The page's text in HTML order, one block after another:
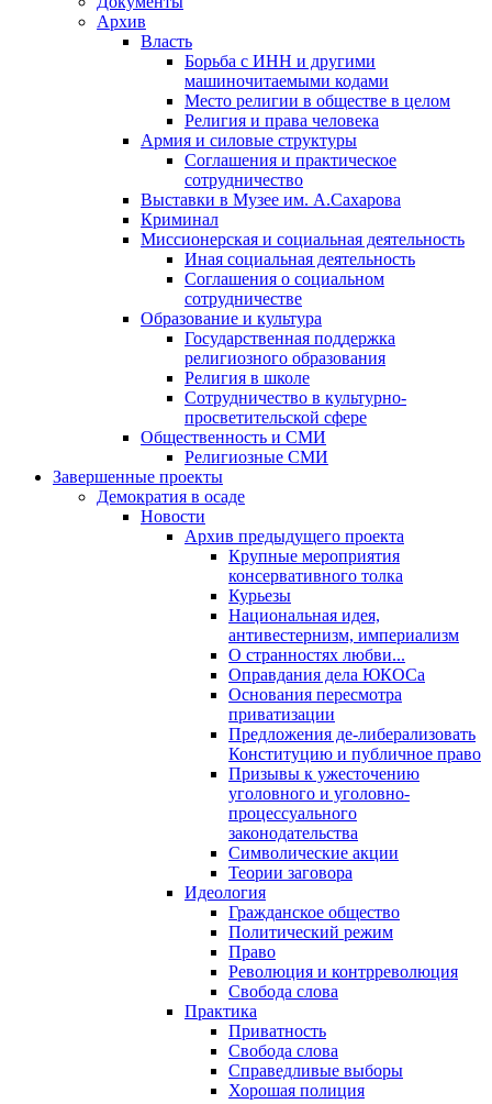
Архив
Власть
Борьба с ИНН и другими
машиночитаемыми кодами
Место религии в обществе в целом
Религия и права человека
Армия и силовые структуры
Соглашения и практическое
сотрудничество
Выставки в Музее им. А.Сахарова
Криминал
Миссионерская и социальная деятельность
Иная социальная деятельность
Соглашения о социальном
сотрудничестве
Образование и культура
Государственная поддержка
религиозного образования
Религия в школе
Сотрудничество в культурно-
просветительской сфере
Общественность и СМИ
Религиозные СМИ
Завершенные проекты
Демократия в осаде
Новости
Архив предыдущего проекта
Крупные мероприятия
консервативного толка
Курьезы
Национальная идея,
антивестернизм, империализм
О странностях любви...
Оправдания дела ЮКОСа
Основания пересмотра
приватизации
Предложения де-либерализовать
Конституцию и публичное право
Призывы к ужесточению
уголовного и уголовно-
процессуального
законодательства
Символические акции
Теории заговора
Идеология
Гражданское общество
Политический режим
Право
Революция и контрреволюция
Свобода слова
Практика
Приватность
Свобода слова
Справедливые выборы
Хорошая полиция